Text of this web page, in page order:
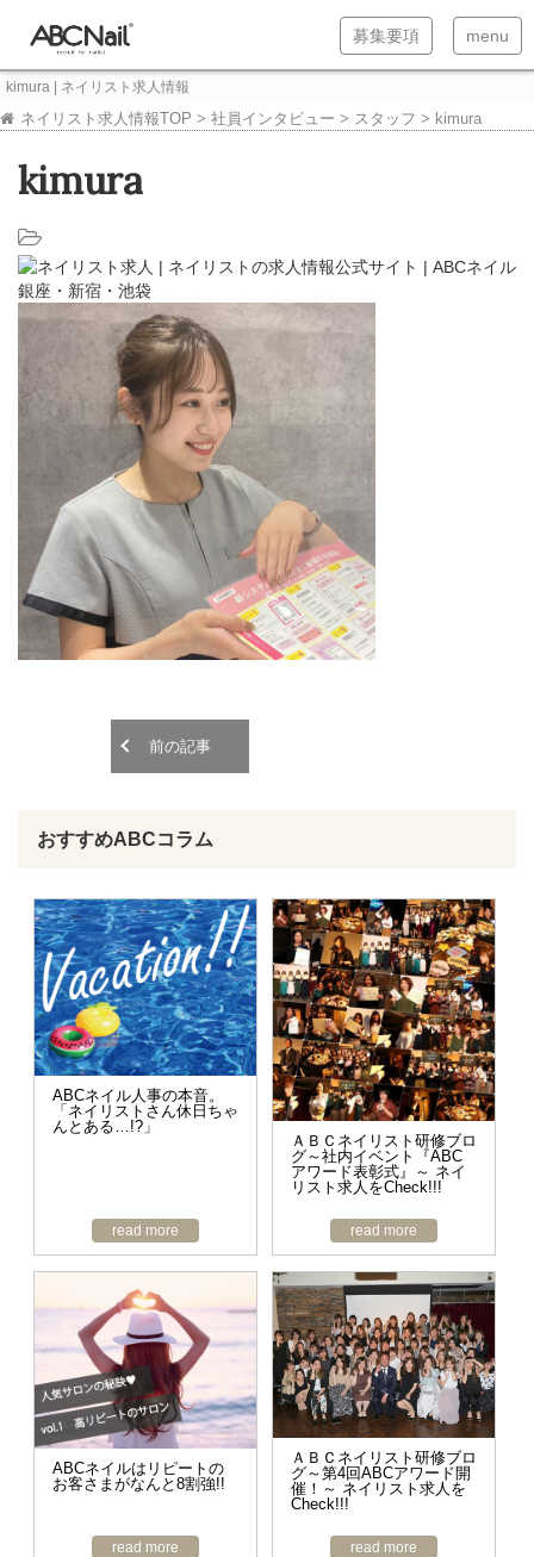
T
o
a
n
募集要項
T
o
menu
kimura | ネイリスト求人情報
ネイリスト求人情報TOP > 社員インタビュー > スタッフ > kimura
kimura
前の記事
おすすめABCコラム
ABCネイル人事の本音。
「ネイリストさん休日ちゃ
んとある…!?」
read more
ＡＢＣネイリスト研修ブロ
グ～社内イベント『ABC
アワード表彰式』～ ネイ
リスト求人をCheck!!!
read more
ABCネイルはリピートの
お客さまがなんと8割強!!
read more
ＡＢＣネイリスト研修ブロ
グ～第4回ABCアワード開
催！～ ネイリスト求人を
Check!!!
read more